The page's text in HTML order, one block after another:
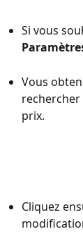
Si vous
Vous
prix.
Cliquez